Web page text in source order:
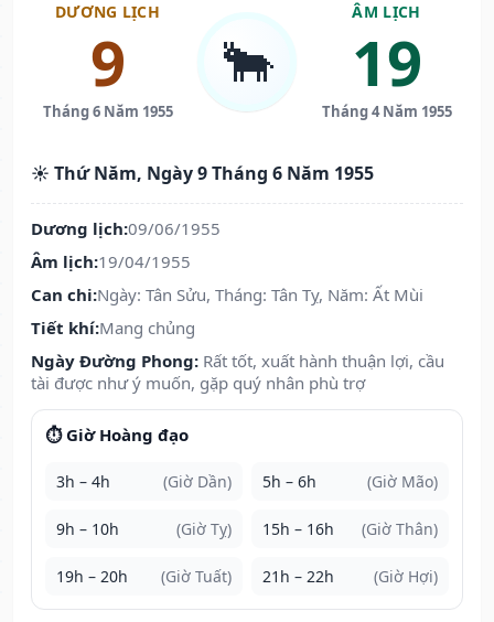
DƯƠNG LỊCH
9
Tháng 6 Năm 1955
🐂
ÂM LỊCH
19
Tháng 4 Năm 1955
☀️ Thứ Năm, Ngày 9 Tháng 6 Năm 1955
Dương lịch:09/06/1955
Âm lịch:19/04/1955
Can chi:Ngày: Tân Sửu, Tháng: Tân Tỵ, Năm: Ất Mùi
Tiết khí:Mang chủng
Ngày Đường Phong: Rất tốt, xuất hành thuận lợi, cầu
tài được như ý muốn, gặp quý nhân phù trợ
⏱️ Giờ Hoàng đạo
3h – 4h (Giờ Dần) 5h – 6h (Giờ Mão)
9h – 10h (Giờ Tỵ) 15h – 16h (Giờ Thân)
19h – 20h (Giờ Tuất) 21h – 22h (Giờ Hợi)